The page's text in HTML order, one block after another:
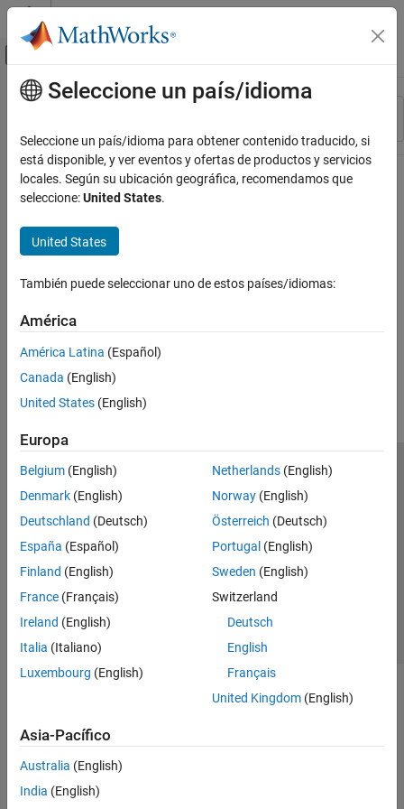
Saltar al contenido
Mostrar/ocultar menú de navegación
Recurso
Contenido principal
Seleccione un país/idioma
Seleccione un país/idioma para obtener contenido traducido, si
está disponible, y ver eventos y ofertas de productos y servicios
locales. Según su ubicación geográfica, recomendamos que
seleccione:United States.
United States
También puede seleccionar uno de estos países/idiomas:
América
América Latina (Español)
Canada (English)
United States (English)
Europa
Belgium (English)
Denmark (English)
Deutschland (Deutsch)
España (Español)
Finland (English)
France (Français)
Ireland (English)
Italia (Italiano)
Luxembourg (English)
Netherlands(English)
Norway(English)
Österreich (Deutsch)
Portugal (English)
Sweden (English)
Switzerland
Deutsch
English
Français
United Kingdom(English)
Asia-Pacífico
Australia (English)
India (English)
Centro de confianza
Marcas comerciales
Política de privacidad
Antipiratería
Estado de las aplicaciones
Información de contacto
© 1994-2026 The MathWorks, Inc.